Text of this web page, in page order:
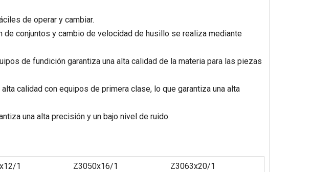
de operar y cambiar.
conjuntos y cambio de velocidad de husillo se realiza mediante
de fundición garantiza una alta calidad de la materia para las piezas
calidad con equipos de primera clase, lo que garantiza una alta
una alta precisión y un bajo nivel de ruido.
1 Z3050x16/1 Z3063x20/1